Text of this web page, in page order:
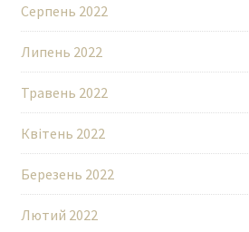
Серпень 2022
Липень 2022
Травень 2022
Квітень 2022
Березень 2022
Лютий 2022